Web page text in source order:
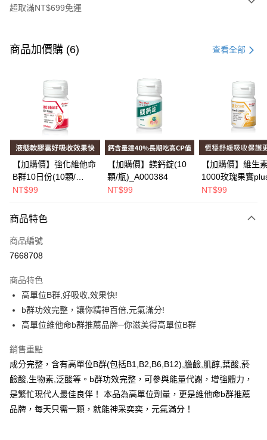
超取滿NT$699免運
信用卡一次付款
Apple Pay
悠遊付
Google Pay
大哥付你分期
相關說明
【大哥付你分期使用說明】
2.付款方式選擇「大哥付你分期」，訂單成立後會自動跳轉到大哥付的交易
流程，驗證手機門號後，選擇欲分期的期數、繳款截止日，確認付款後即完
成交易。
3.實際核准額度、可分期數及費用金額請依後續交易確認頁面所載為準。
消。如遇「轉專審核」未通過狀況，表示未達大哥付你分期系統評分，恕無
【繳款方式說明】
1.分期款項不併入電信帳單，「大哥付你分期」於每月結算日後寄送繳費提
醒簡訊。
2.透過簡訊連結打開帳單後，可選擇「超商條碼／台灣大直營門市／銀行轉
帳／街口支付／iPASS MONEY」等通路繳費。
【注意事項】
AFTEE先享後付
相關說明
【關於「AFTEE先享後付」】
AFTEE先享後付是「在收到商品之後才付款」的支付方式。 讓您購物簡單
便利好安心！
１．簡單：不需註冊會員、不需綁卡、不需儲值。
３．安心：先確認商品／服務後，再付款。
【「AFTEE先享後付」結帳流程】
１．於結帳方式選擇「AFTEE先享後付」後，將跳轉至「AFTEE先享後付」
結帳頁面，進行簡訊認證並確認金額後，即可完成結帳。
２．訂單成立數日內，您將收到繳費通知簡訊。
３．收到繳費通知簡訊後14天內，點擊此簡訊中的連結，可透過四大超商／
Hami Point
相關說明
「Hami Point」為中華電信所提供之點數服務，可於會員專區綁定中華電信
運送方式
全家取貨付款
每筆NT$60，滿NT$699(含以上)免運費
商品加價購 (6) 查看全部
【加購價】強化維他命
B群10日份(10顆/
瓶)_A000226
NT$99
【加購價】鎂鈣錠(10
顆/瓶)_A000384
NT$99
【加購價】維生
1000玫瑰果實
(10錠/瓶)*1瓶
NT$99
商品特色
商品編號
7668708
商品特色
高單位B群,好吸收,效果快!
b群功效完整，讓你精神百倍,元氣滿分!
高單位維他命b群推薦品牌─你滋美得高單位B群
銷售重點
成分完整，含有高單位B群(包括B1,B2,B6,B12),膽鹼,肌醇,葉酸,菸
鹼酸,生物素,泛酸等。b群功效完整，可參與能量代謝，增強體力，
是繁忙現代人最佳良伴！ 本品為高單位劑量，更是維他命b群推薦
品牌，每天只需一顆，就能神采奕奕，元氣滿分！